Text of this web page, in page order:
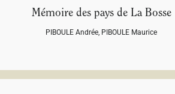
Mémoire des pays de La Bosse
PIBOULE Andrée, PIBOULE Maurice